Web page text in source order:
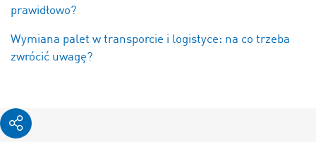
prawidłowo?
Wymiana palet w transporcie i logistyce: na co trzeba
zwrócić uwagę?